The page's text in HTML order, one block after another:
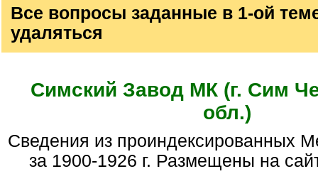
Все вопросы заданные в 1-ой
удаляться
Симский Завод МК (г. Сим
обл.)
Сведения из проиндексированных Метрических книг
за 1900-1926 г. Размещены на